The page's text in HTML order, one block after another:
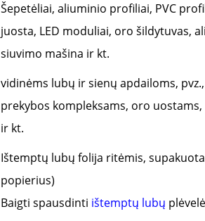
Šepetėliai, aliuminio profiliai, PVC
juosta, LED moduliai, oro šildytuvas,
siuvimo mašina ir kt.
vidinėms lubų ir sienų apdailoms,
prekybos kompleksams, oro
ir kt.
Ištemptų lubų folija ritėmis,
popierius)
Baigti spausdinti ištemptų lubų